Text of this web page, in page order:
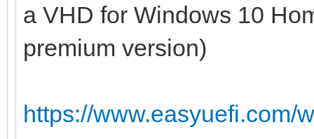
a VHD for Windows 10
premium version)
https://www.easyuefi.com/